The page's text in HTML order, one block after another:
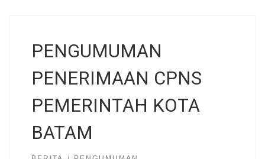
PENGUMUMAN
PENERIMAAN CPNS
PEMERINTAH KOTA
BATAM